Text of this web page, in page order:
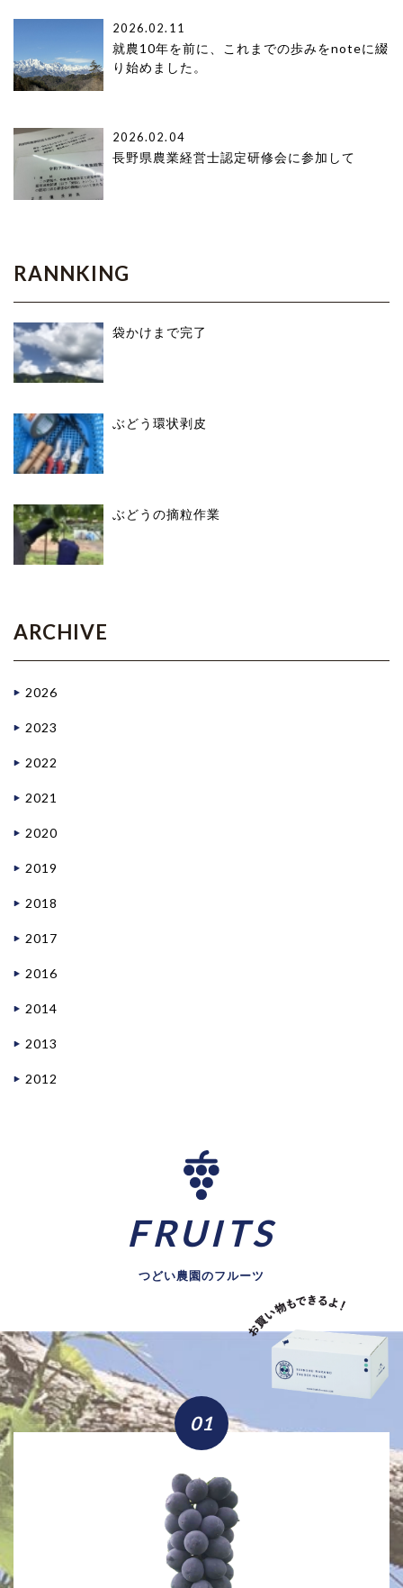
2026.02.11
就農10年を前に、これまでの歩みをnoteに綴
り始めました。
2026.02.04
長野県農業経営士認定研修会に参加して
RANNKING
袋かけまで完了
ぶどう環状剥皮
ぶどうの摘粒作業
ARCHIVE
2026
2023
2022
2021
2020
2019
2018
2017
2016
2014
2013
2012
FRUITS
つどい農園のフルーツ
01